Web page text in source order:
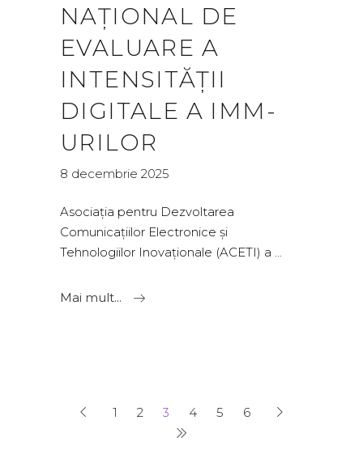
NAȚIONAL DE
EVALUARE A
INTENSITĂȚII
DIGITALE A IMM-
URILOR
8 decembrie 2025
Asociația pentru Dezvoltarea
Comunicațiilor Electronice și
Tehnologiilor Inovaționale (ACETI) a
Mai mult...
1 2 3 4 5 6